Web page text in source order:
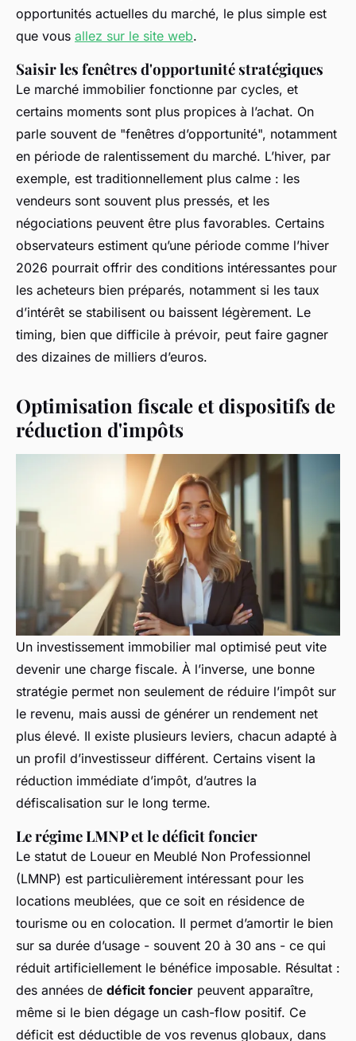
opportunités actuelles du marché, le plus simple est
que vous allez sur le site web.
Saisir les fenêtres d'opportunité stratégiques
Le marché immobilier fonctionne par cycles, et
certains moments sont plus propices à l’achat. On
parle souvent de "fenêtres d’opportunité", notamment
en période de ralentissement du marché. L’hiver, par
exemple, est traditionnellement plus calme : les
vendeurs sont souvent plus pressés, et les
négociations peuvent être plus favorables. Certains
observateurs estiment qu’une période comme l’hiver
2026 pourrait offrir des conditions intéressantes pour
les acheteurs bien préparés, notamment si les taux
d’intérêt se stabilisent ou baissent légèrement. Le
timing, bien que difficile à prévoir, peut faire gagner
des dizaines de milliers d’euros.
Optimisation fiscale et dispositifs de
réduction d'impôts
Un investissement immobilier mal optimisé peut vite
devenir une charge fiscale. À l’inverse, une bonne
stratégie permet non seulement de réduire l’impôt sur
le revenu, mais aussi de générer un rendement net
plus élevé. Il existe plusieurs leviers, chacun adapté à
un profil d’investisseur différent. Certains visent la
réduction immédiate d’impôt, d’autres la
défiscalisation sur le long terme.
Le régime LMNP et le déficit foncier
Le statut de Loueur en Meublé Non Professionnel
(LMNP) est particulièrement intéressant pour les
locations meublées, que ce soit en résidence de
tourisme ou en colocation. Il permet d’amortir le bien
sur sa durée d’usage - souvent 20 à 30 ans - ce qui
réduit artificiellement le bénéfice imposable. Résultat :
des années de déficit foncier peuvent apparaître,
même si le bien dégage un cash-flow positif. Ce
déficit est déductible de vos revenus globaux, dans